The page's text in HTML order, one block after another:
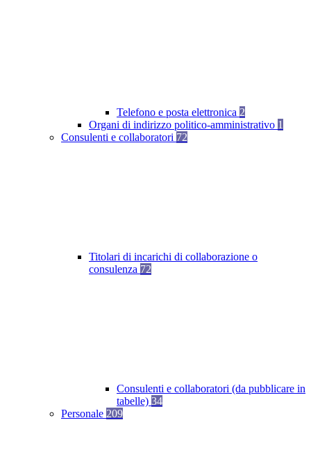
Telefono e posta elettronica 2
Organi di indirizzo politico-amministrativo 1
Consulenti e collaboratori 72
Titolari di incarichi di collaborazione o
consulenza 72
Consulenti e collaboratori (da pubblicare in
tabelle) 34
Personale 209